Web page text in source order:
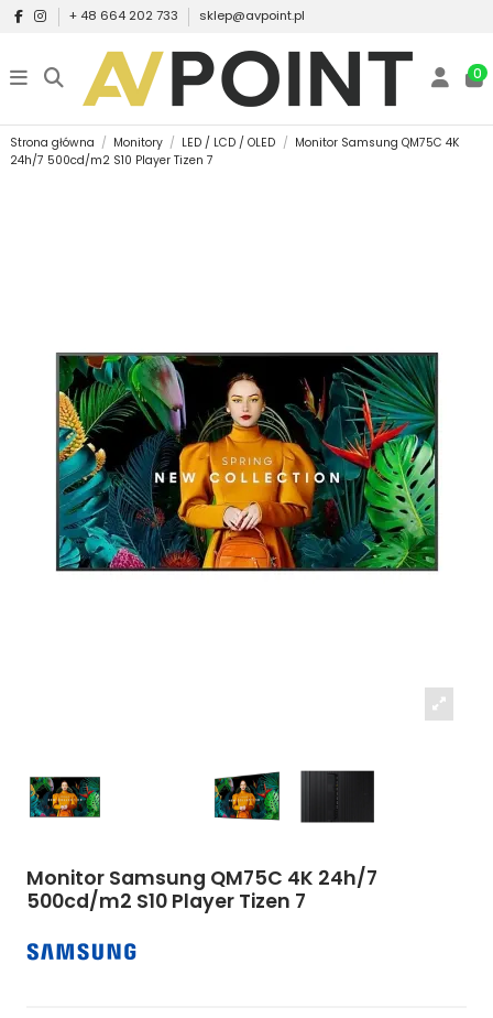
+ 48 664 202 733 sklep@avpoint.pl
0
Strona główna Monitory LED / LCD / OLED
Monitor Samsung QM75C 4K
24h/7 500cd/m2 S10 Player Tizen 7
Monitor Samsung QM75C 4K 24h/7
500cd/m2 S10 Player Tizen 7